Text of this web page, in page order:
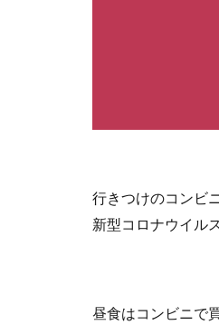
行きつけのコンビ
新型コロナウイル
昼食はコンビニで